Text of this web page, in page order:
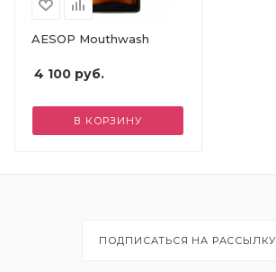
AESOP Mouthwash
4 100 руб.
В КОРЗИНУ
ПОДПИСАТЬСЯ НА РАССЫЛКУ